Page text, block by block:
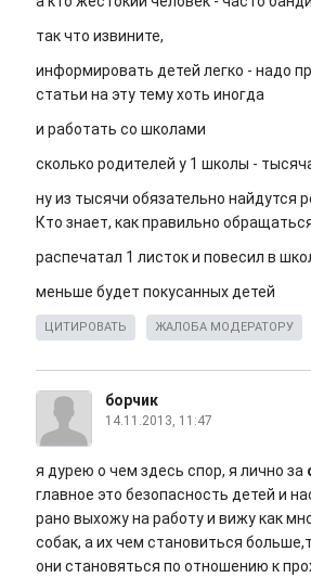
так что извините,
информировать детей легко - надо
статьи на эту тему хоть иногда
и работать со школами
сколько родителей у 1 школы -
ну из тысячи обязательно найдутся
Кто знает, как правильно
распечатал 1 листок и повесил в
меньше будет покусанных детей
ЦИТИРОВАТЬ ЖАЛОБА МОДЕРАТОРУ
борчик
14.11.2013, 11:47
я дурею о чем здесь спор, я лично за
главное это безопасность детей и
рано выхожу на работу и вижу как
собак, а их чем становиться
они становяться по отношению к